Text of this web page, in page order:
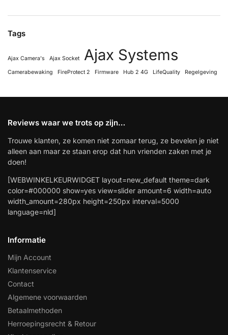
Tags
Ajax Camera's Ajax Socket Ajax Systems
Camerabewaking FireProtect 2 Firmware Hub 2 4G LifeQuality Regelgeving
Reviews waar we trots op zijn…
Trouwe klanten, ze komen niet zomaar terug, ze bevelen je niet
alleen aan maar ze staan erop dat hun vrienden zaken met je
doen!
[WEBWINKELKEURWIDGET layout=new_default theme=dark
color=#000000 show=yes view=slider amount=6 width=auto
width_amount=280px height=250px interval=5000
language=nld]
Informatie
Mijn Account
Klantenservice
Contact
Algemene voorwaarden
Betaalmethoden
Herroepingsrecht & Retour